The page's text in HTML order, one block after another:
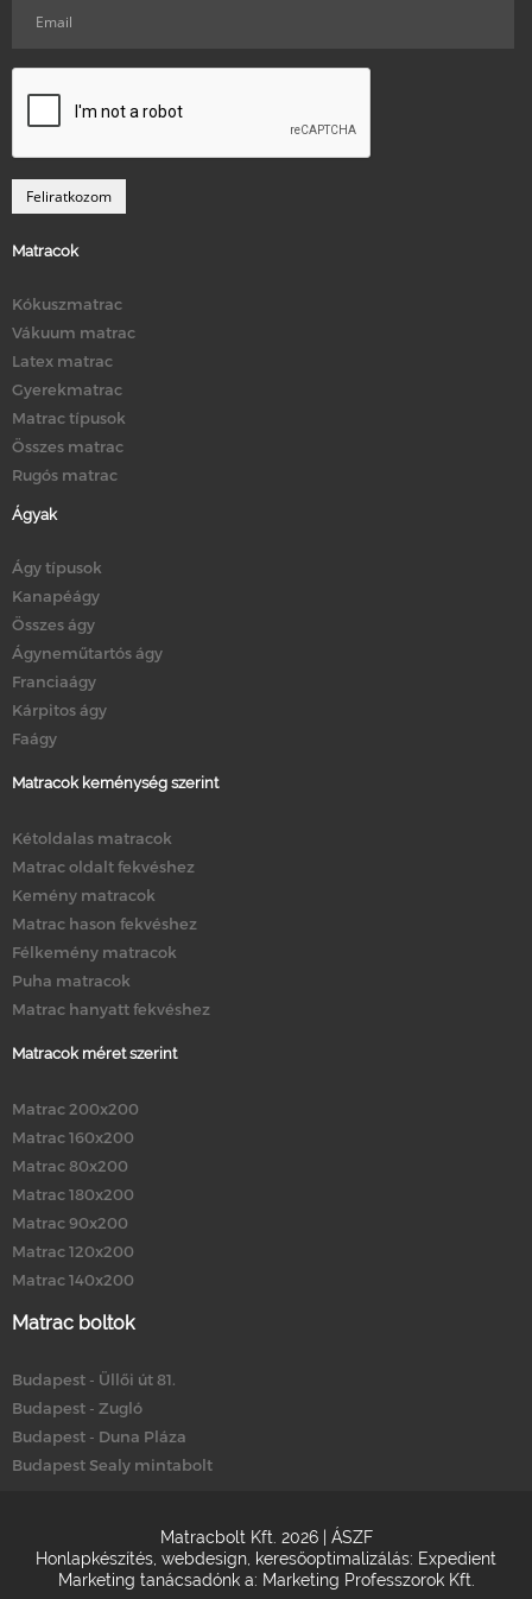
Matracok
Kókuszmatrac
Vákuum matrac
Latex matrac
Gyerekmatrac
Matrac típusok
Összes matrac
Rugós matrac
Ágyak
Ágy típusok
Kanapéágy
Összes ágy
Ágyneműtartós ágy
Franciaágy
Kárpitos ágy
Faágy
Matracok keménység szerint
Kétoldalas matracok
Matrac oldalt fekvéshez
Kemény matracok
Matrac hason fekvéshez
Félkemény matracok
Puha matracok
Matrac hanyatt fekvéshez
Matracok méret szerint
Matrac 200x200
Matrac 160x200
Matrac 80x200
Matrac 180x200
Matrac 90x200
Matrac 120x200
Matrac 140x200
Matrac boltok
Budapest - Üllői út 81.
Budapest - Zugló
Budapest - Duna Pláza
Budapest Sealy mintabolt
Matracbolt Kft. 2026 | ÁSZF
Honlapkészítés webdesign keresőoptimalizálás: Expedient
Marketing tanácsadónk a: Marketing Professzorok Kft.